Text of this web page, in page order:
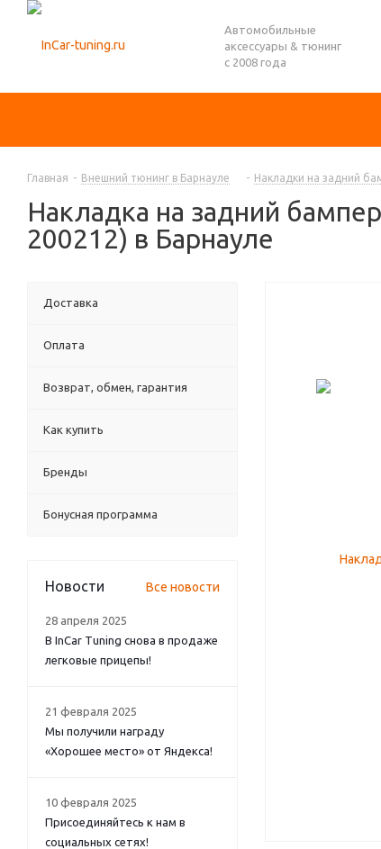
Автомобильные
аксессуары & тюнинг
с 2008 года
Главная - Внешний тюнинг в Барнауле - Накладки на задний
Накладка на задний
200212) в Барнауле
Доставка
Оплата
Возврат, обмен, гарантия
Как купить
Бренды
Бонусная программа
Новости Все новости
28 апреля 2025
В InCar Tuning снова в продаже
легковые прицепы!
21 февраля 2025
Мы получили награду
«Хорошее место» от Яндекса!
10 февраля 2025
Присоединяйтесь к нам в
социальных сетях!